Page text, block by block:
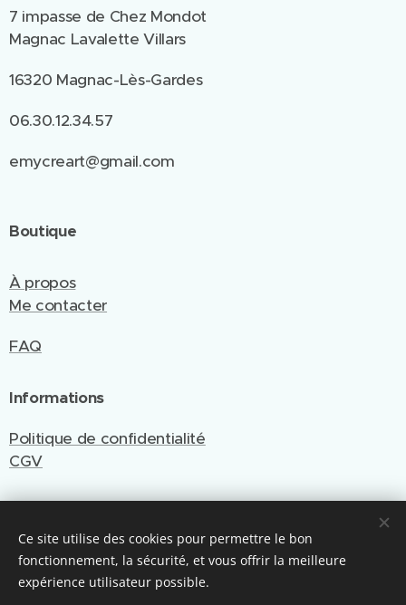
7 impasse de Chez Mondot
Magnac Lavalette Villars
16320 Magnac-Lès-Gardes
06.30.12.34.57
emycreart@gmail.com
Boutique
À propos
Me contacter
FAQ
Informations
Politique de confidentialité
CGV
Site créé et géré par Emy Cré'Art
Optimisé par Webnode
Cookies
Ce site utilise des cookies pour permettre le bon
fonctionnement, la sécurité, et vous offrir la meilleure
expérience utilisateur possible.